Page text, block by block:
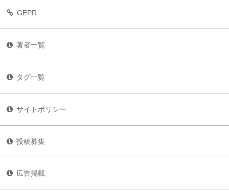
GEPR
著者一覧
タグ一覧
サイトポリシー
投稿募集
広告掲載